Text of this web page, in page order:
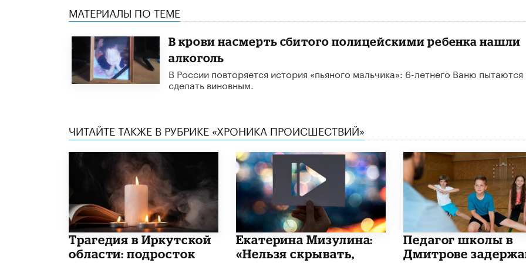
МАТЕРИАЛЫ ПО ТЕМЕ
В крови насмерть сбитого полицейскими ребенка нашли
алкоголь
В России повторяется история «пьяного мальчика»: 6-летнего Ваню пытаются
сделать виновным.
ЧИТАЙТЕ ТАКЖЕ В РУБРИКЕ «ХРОНИКА ПРОИСШЕСТВИЙ»
Трагедия в Иркутской
области: подросток
Екатерина Мизулина:
«Нельзя скрывать,
Педагог школы в
Дмитрове